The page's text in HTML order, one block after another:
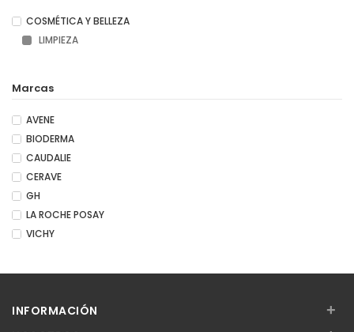
COSMÉTICA Y BELLEZA
LIMPIEZA
Marcas
AVENE
BIODERMA
CAUDALIE
CERAVE
GH
LA ROCHE POSAY
VICHY
INFORMACIÓN +